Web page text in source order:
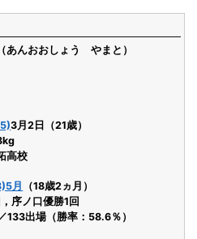
んおおしょう やまと）
3月2日（21歳）
高校
月
（18歳2ヵ月）
序ノ口優勝1回
133出場（勝率：58.6％）